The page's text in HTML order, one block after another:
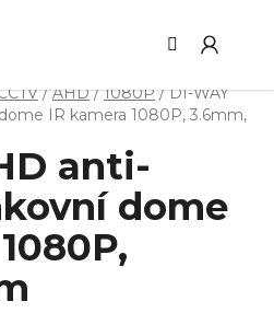
/ AHD / 1080P / DI-WAY
IR kamera 1080P, 3.6mm,
anti-
dome